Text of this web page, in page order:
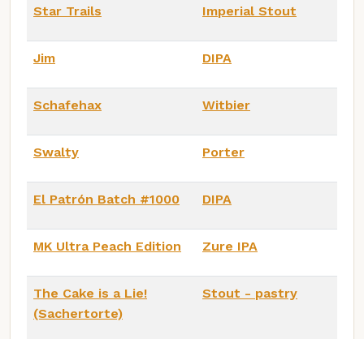
Star Trails Imperial Stout
Jim DIPA
Schafehax Witbier
Swalty Porter
El Patrón Batch #1000 DIPA
MK Ultra Peach Edition Zure IPA
The Cake is a Lie!
(Sachertorte)
Stout - pastry